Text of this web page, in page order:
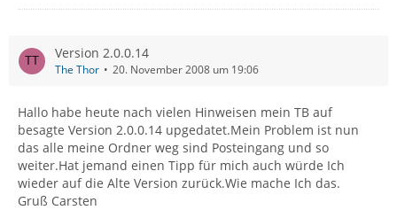
Version 2.0.0.14
The Thor 20. November 2008 um 19:06
Hallo habe heute nach vielen Hinweisen mein TB auf
besagte Version 2.0.0.14 upgedatet.Mein Problem ist nun
das alle meine Ordner weg sind Posteingang und so
weiter.Hat jemand einen Tipp für mich auch würde Ich
wieder auf die Alte Version zurück.Wie mache Ich das.
Gruß Carsten